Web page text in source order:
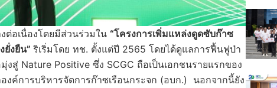
ต่อเนื่องโดยมีส่วนร่วมใน “โครงการเพิ่มแหล่งดูดซับก๊าซ
ยั่งยืน” ริเริ่มโดย ทช. ตั้งแต่ปี 2565 โดยได้ดูแลการฟื้นฟูป่า
งสู่ Nature Positive ซึ่ง SCGC ถือเป็นเอกชนรายแรกของ
งค์การบริหารจัดการก๊าซเรือนกระจก (อบก.) นอกจากนี้ยัง